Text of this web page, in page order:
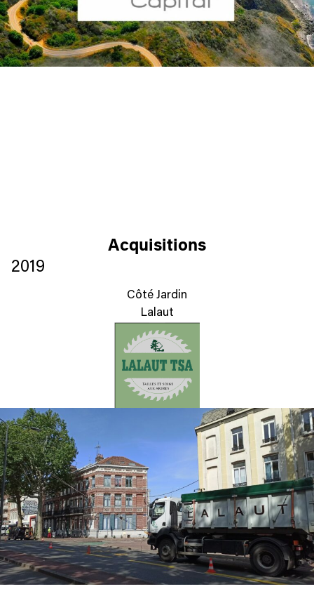
Acquisitions
2019
Côté Jardin
Lalaut